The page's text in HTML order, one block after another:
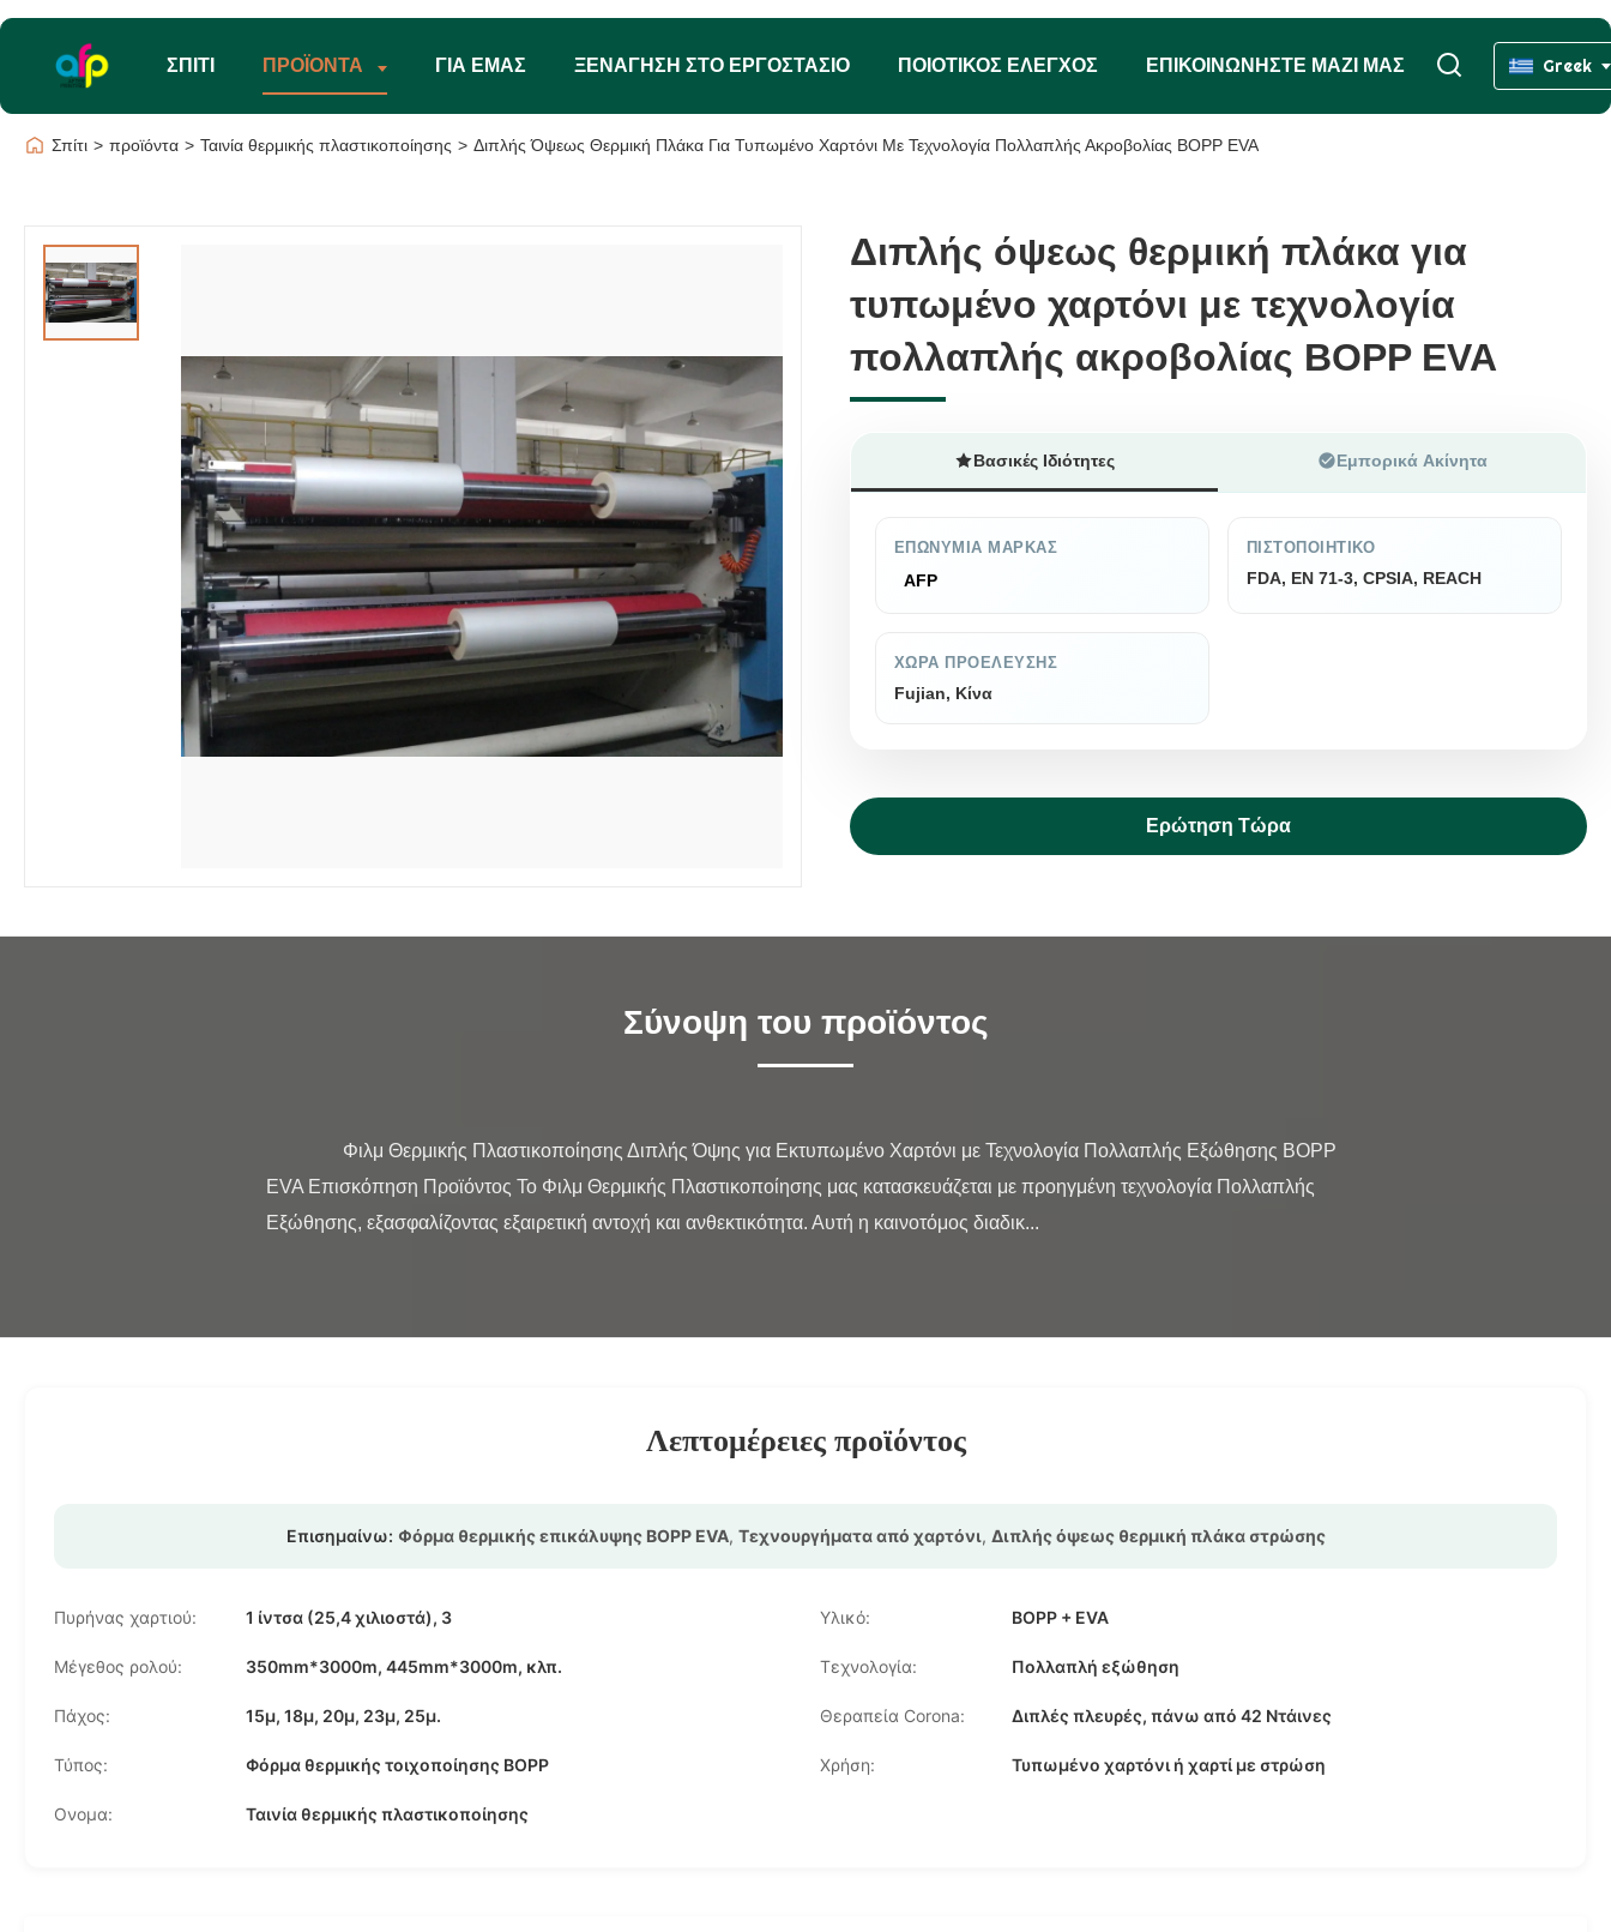
ΣΠΊΤΙ ΠΡΟΪΌΝΤΑ ΓΙΑ ΕΜΆΣ ΞΕΝΆΓΗΣΗ ΣΤΟ ΕΡΓΟΣΤΆΣΙΟ ΠΟΙΟΤΙΚΌΣ ΈΛΕΓΧΟΣ ΕΠΙΚΟΙΝΩΝΉΣΤΕ ΜΑΖΊ ΜΑΣ Greek
Σπίτι > προϊόντα > Ταινία θερμικής πλαστικοποίησης > Διπλής Όψεως Θερμική Πλάκα Για Τυπωμένο Χαρτόνι Με Τεχνολογία Πολλαπλής Ακροβολίας BOPP EVA
Διπλής όψεως θερμική πλάκα για
τυπωμένο χαρτόνι με τεχνολογία
πολλαπλής ακροβολίας BOPP EVA
Διπλής όψεως θερμική πλάκα για
τυπωμένο χαρτόνι με τεχνολογία
πολλαπλής ακροβολίας BOPP EVA
Βασικές Ιδιότητες Εμπορικά Ακίνητα
ΕΠΩΝΥΜΊΑ ΜΆΡΚΑΣ
AFP
ΠΙΣΤΟΠΟΙΗΤΙΚΌ
FDA, EN 71-3, CPSIA, REACH
ΧΏΡΑ ΠΡΟΈΛΕΥΣΗΣ
Fujian, Κίνα
Ερώτηση Τώρα
Σύνοψη του προϊόντος
EVA Επισκόπηση Προϊόντος Το Φιλμ Θερμικής Πλαστικοποίησης μας κατασκευάζεται με προηγμένη τεχνολογία Πολλαπλής
Εξώθησης, εξασφαλίζοντας εξαιρετική αντοχή και ανθεκτικότητα. Αυτή η καινοτόμος διαδικ...
Λεπτομέρειες προϊόντος
Επισημαίνω: Φόρμα θερμικής επικάλυψης BOPP EVA, Τεχνουργήματα από χαρτόνι, Διπλής όψεως θερμική πλάκα στρώσης
Πυρήνας χαρτιού: 1 ίντσα (25,4 χιλιοστά), 3 Υλικό: BOPP + EVA
Μέγεθος ρολού: 350mm*3000m, 445mm*3000m, κλπ. Τεχνολογία: Πολλαπλή εξώθηση
Πάχος: 15μ, 18μ, 20μ, 23μ, 25μ. Θεραπεία Corona: Διπλές πλευρές, πάνω από 42 Ντάινες
Τύπος: Φόρμα θερμικής τοιχοποίησης BOPP Χρήση: Τυπωμένο χαρτόνι ή χαρτί με στρώση
Ονομα: Ταινία θερμικής πλαστικοποίησης